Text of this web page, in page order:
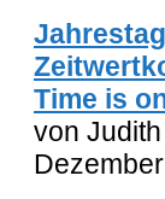
Time is
von J